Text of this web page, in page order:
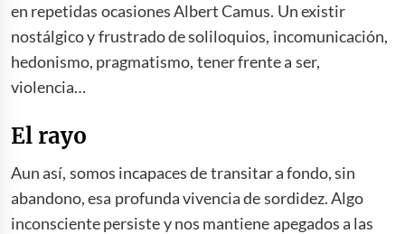
en repetidas ocasiones Albert Camus. Un existir
nostálgico y frustrado de soliloquios, incomunicación,
hedonismo, pragmatismo, tener frente a ser,
violencia…
El rayo
Aun así, somos incapaces de transitar a fondo, sin
abandono, esa profunda vivencia de sordidez. Algo
inconsciente persiste y nos mantiene apegados a las